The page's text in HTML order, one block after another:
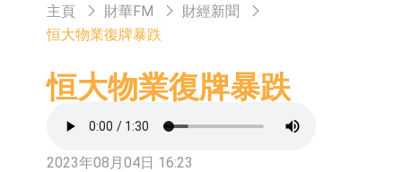
款1類創新藥、6款2類新藥
聚辰股份：公司VPD芯片已順利通過
賬戶組採取限制開倉的監管措施
特發服務：成功中標嗶哩嗶哩上海濱
江總部物業服務項目
亞太股份：公司是零跑汽車和
Stellantis集團的供應商
理工雷科面向邊緣AI場景推出"山
主頁 財華FM
財經新聞
恒大物業復牌暴跌
恒大物業復牌暴跌
2023年08月04日 16:23